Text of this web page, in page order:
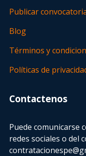
Publicar
Blog
Términos y
Políticas de
Contactenos
Puede comunicarse
redes sociales o del